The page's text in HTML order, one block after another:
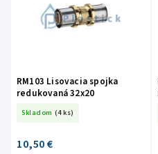
Abecedne
RM103 Lisovacia spojka
redukovaná 32x20
Skladom (4 ks)
10,50 €